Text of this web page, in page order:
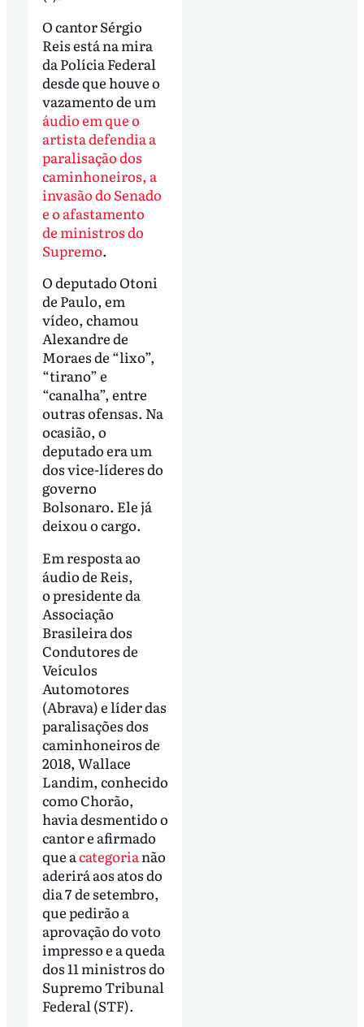
O cantor Sérgio
Reis está na mira
da Polícia Federal
desde que houve o
vazamento de um
áudio em que o
artista defendia a
paralisação dos
caminhoneiros, a
invasão do Senado
e o afastamento
de ministros do
Supremo.
O deputado Otoni
de Paulo, em
vídeo, chamou
Alexandre de
Moraes de “lixo”,
“tirano” e
“canalha”, entre
outras ofensas. Na
ocasião, o
deputado era um
dos vice-líderes do
governo
Bolsonaro. Ele já
deixou o cargo.
Em resposta ao
áudio de Reis,
o presidente da
Associação
Brasileira dos
Condutores de
Veículos
Automotores
(Abrava) e líder das
paralisações dos
caminhoneiros de
2018, Wallace
Landim, conhecido
como Chorão,
havia desmentido o
cantor e afirmado
que acategorianão
aderirá aos atos do
dia 7 de setembro,
que pedirão a
aprovação do voto
impresso e a queda
dos 11 ministros do
Supremo Tribunal
Federal (STF).